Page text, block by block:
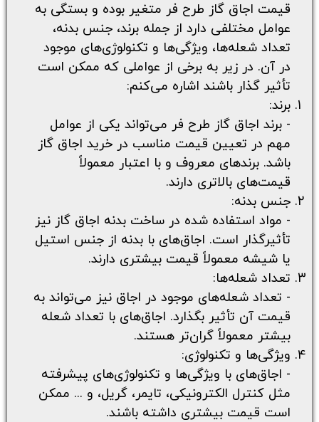
قیمت اجاق گاز طرح فر متغیر بوده و بستگی به
عوامل مختلفی دارد از جمله برند، جنس بدنه،
تعداد شعله‌ها، ویژگی‌ها و تکنولوژی‌های موجود
در آن. در زیر به برخی از عواملی که ممکن است
تأثیر گذار باشند اشاره می‌کنم:
برند:
- برند اجاق گاز طرح فر می‌تواند یکی از عوامل
مهم در تعیین قیمت مناسب در خرید اجاق گاز
باشد. برندهای معروف و با اعتبار معمولاً
قیمت‌های بالاتری دارند.
جنس بدنه:
- مواد استفاده شده در ساخت بدنه اجاق گاز نیز
تأثیرگذار است. اجاق‌های با بدنه از جنس استیل
یا شیشه معمولاً قیمت بیشتری دارند.
تعداد شعله‌ها:
- تعداد شعله‌های موجود در اجاق نیز می‌تواند به
قیمت آن تأثیر بگذارد. اجاق‌های با تعداد شعله
بیشتر معمولاً گران‌تر هستند.
ویژگی‌ها و تکنولوژی:
- اجاق‌های با ویژگی‌ها و تکنولوژی‌های پیشرفته
مثل کنترل الکترونیکی، تایمر، گریل، و ... ممکن
است قیمت بیشتری داشته باشند.